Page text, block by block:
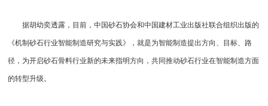
据胡幼奕透露，目前，中国砂石协会和中国建材工业出版社联合组织出版的
《机制砂石行业智能制造研究与实践》，就是为智能制造提出方向、目标、路
径，为开启砂石骨料行业新的未来指明方向，共同推动砂石行业在智能制造方面
的转型升级。